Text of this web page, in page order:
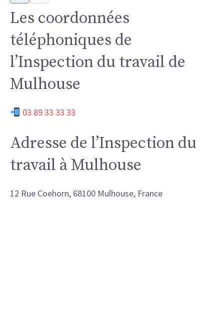
Les coordonnées
téléphoniques de
l’Inspection du travail de
Mulhouse
03 89 33 33 33
Adresse de l’Inspection du
travail à Mulhouse
12 Rue Coehorn, 68100 Mulhouse, France